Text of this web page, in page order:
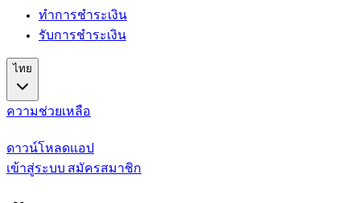
ทำการชำระเงิน
รับการชำระเงิน
ไทย
ความช่วยเหลือ
ดาวน์โหลดแอป
เข้าสู่ระบบ สมัครสมาชิก